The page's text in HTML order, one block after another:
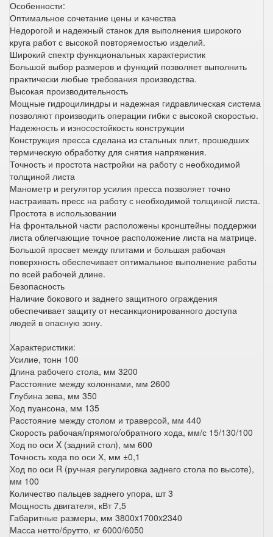
Особенности:
Оптимальное сочетание цены и качества
Недорогой и надежный станок для выполнения широкого
круга работ с высокой повторяемостью изделий.
Широкий спектр функциональных характеристик
Большой выбор размеров и функций позволяет выполнить
практически любые требования производства.
Высокая производительность
Мощные гидроцилиндры и надежная гидравлическая система
позволяют производить операции гибки с высокой скоростью.
Надежность и износостойкость конструкции
Конструкция пресса сделана из стальных плит, прошедших
термическую обработку для снятия напряжения.
Точность и простота настройки на работу с необходимой
толщиной листа
Манометр и регулятор усилия пресса позволяет точно
настраивать пресс на работу с необходимой толщиной листа.
Простота в использовании
На фронтальной части расположены кронштейны поддержки
листа облегчающие точное расположение листа на матрице.
Большой просвет между плитами и большая рабочая
поверхность обеспечивает оптимальное выполнение работы
по всей рабочей длине.
Безопасность
Наличие бокового и заднего защитного ограждения
обеспечивает защиту от несанкционированного доступа
людей в опасную зону.
Характеристики:
Усилие, тонн 100
Длина рабочего стола, мм 3200
Расстояние между колоннами, мм 2600
Глубина зева, мм 350
Ход пуансона, мм 135
Расстояние между столом и траверсой, мм 440
Скорость рабочая/прямого/обратного хода, мм/с 15/130/100
Ход по оси X (задний стол), мм 600
Точность хода по оси Х, мм ±0,1
Ход по оси R (ручная регулировка заднего стола по высоте),
мм 100
Количество пальцев заднего упора, шт 3
Мощность двигателя, кВт 7,5
Габаритные размеры, мм 3800x1700x2340
Масса нетто/брутто, кг 6000/6050